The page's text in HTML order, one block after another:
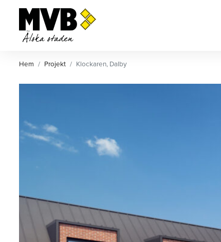
MVB
Ett av Sveriges största
privatägda byggföretag.
Hem Projekt Klockaren, Dalby